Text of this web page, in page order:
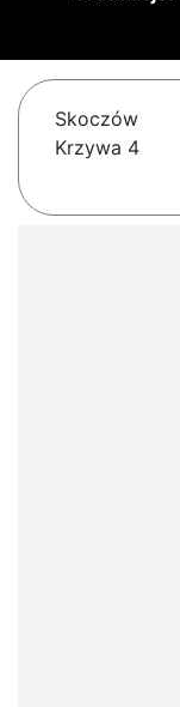
Skoczów
Krzywa 4